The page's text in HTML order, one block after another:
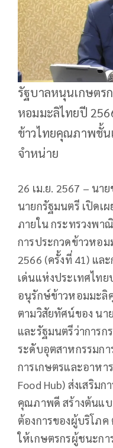
รัฐบาลหนุนเกษตร
หอมมะลิไทยปี
ข้าวไทยคุณภาพชั้น
จำหน่าย
26 เม.ย. 2567 – นา
นายกรัฐมนตรี เปิดเ
ภายใน กระทรวงพา
การประกวดข้าวหอ
2566 (ครั้งที่ 41) แล
เด่นแห่งประเทศไท
อนุรักษ์ข้าวหอมมะลิ
ตามวิสัยทัศน์ของ นา
และรัฐมนตรีว่าการก
ระดับอุตสาหกรรมกา
การเกษตรและอาหา
Food Hub) ส่งเสริม
คุณภาพดี สร้างต้นแ
ต้องการของผู้บริโภ
ให้เกษตรกรผู้ชนะก